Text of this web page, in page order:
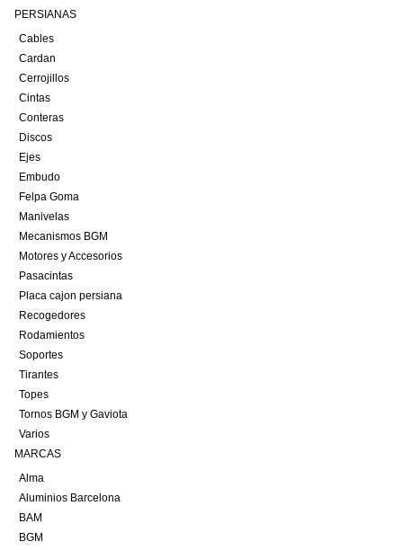
PERSIANAS
Cables
Cardan
Cerrojillos
Cintas
Conteras
Discos
Ejes
Embudo
Felpa Goma
Manivelas
Mecanismos BGM
Motores y Accesorios
Pasacintas
Placa cajon persiana
Recogedores
Rodamientos
Soportes
Tirantes
Topes
Tornos BGM y Gaviota
Varios
MARCAS
Alma
Aluminios Barcelona
BAM
BGM